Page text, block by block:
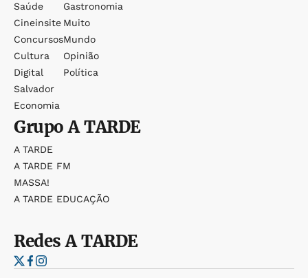
Saúde
Cineinsite
Concursos
Cultura
Digital
Salvador
Economia
Gastronomia
Muito
Mundo
Opinião
Política
GrupoA TARDE
A TARDE
A TARDE FM
MASSA!
A TARDE EDUCAÇÃO
RedesA TARDE